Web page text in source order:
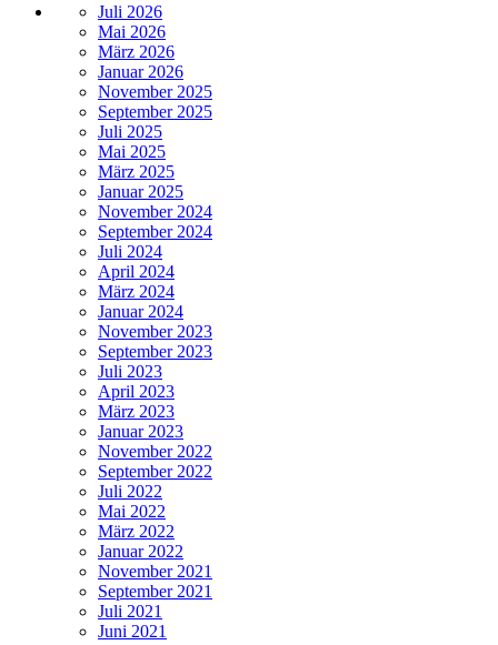
Juli 2026
Mai 2026
März 2026
Januar 2026
November 2025
September 2025
Juli 2025
Mai 2025
März 2025
Januar 2025
November 2024
September 2024
Juli 2024
April 2024
März 2024
Januar 2024
November 2023
September 2023
Juli 2023
April 2023
März 2023
Januar 2023
November 2022
September 2022
Juli 2022
Mai 2022
März 2022
Januar 2022
November 2021
September 2021
Juli 2021
Juni 2021